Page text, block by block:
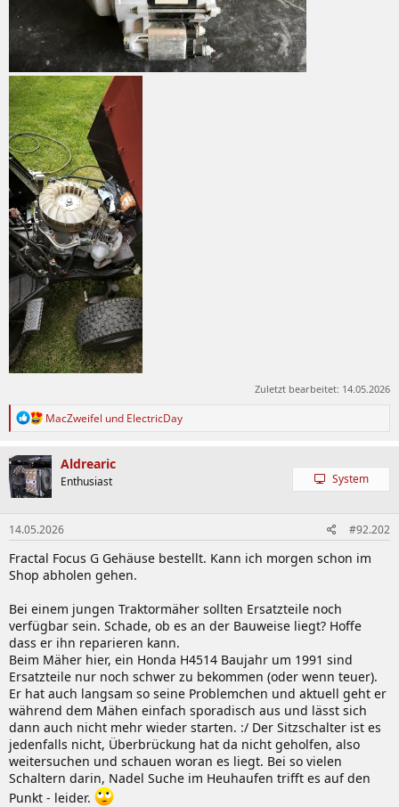
Zuletzt bearbeitet: 14.05.2026
R
k
t
i
o
n
e
n
MacZweifel und ElectricDay
Aldrearic
Enthusiast System
14.05.2026 #92.202
Fractal Focus G Gehäuse bestellt. Kann ich morgen schon im
Shop abholen gehen.
Bei einem jungen Traktormäher sollten Ersatzteile noch
verfügbar sein. Schade, ob es an der Bauweise liegt? Hoffe
dass er ihn reparieren kann.
Beim Mäher hier, ein Honda H4514 Baujahr um 1991 sind
Ersatzteile nur noch schwer zu bekommen (oder wenn teuer).
Er hat auch langsam so seine Problemchen und aktuell geht er
während dem Mähen einfach sporadisch aus und lässt sich
dann auch nicht mehr wieder starten. :/ Der Sitzschalter ist es
jedenfalls nicht, Überbrückung hat da nicht geholfen, also
weitersuchen und schauen woran es liegt. Bei so vielen
Schaltern darin, Nadel Suche im Heuhaufen trifft es auf den
Punkt - leider.